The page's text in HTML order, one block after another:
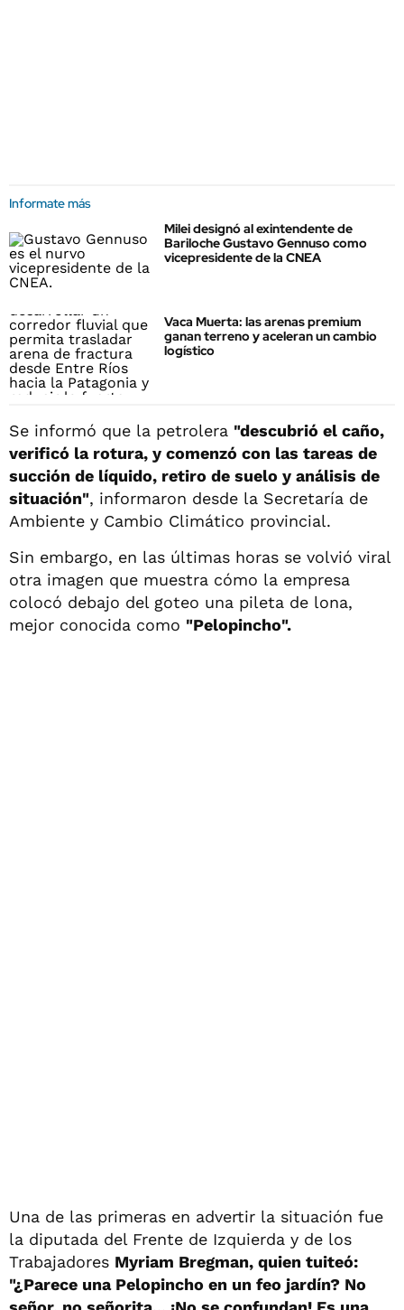
Informate más
Milei designó al exintendente de
Bariloche Gustavo Gennuso como
vicepresidente de la CNEA
Vaca Muerta: las arenas premium
ganan terreno y aceleran un cambio
logístico
Se informó que la petrolera "descubrió el caño,
verificó la rotura, y comenzó con las tareas de
succión de líquido, retiro de suelo y análisis de
situación", informaron desde la Secretaría de
Ambiente y Cambio Climático provincial.
Sin embargo, en las últimas horas se volvió viral
otra imagen que muestra cómo la empresa
colocó debajo del goteo una pileta de lona,
mejor conocida como "Pelopincho".
Una de las primeras en advertir la situación fue
la diputada del Frente de Izquierda y de los
Trabajadores Myriam Bregman, quien tuiteó:
"¿Parece una Pelopincho en un feo jardín? No